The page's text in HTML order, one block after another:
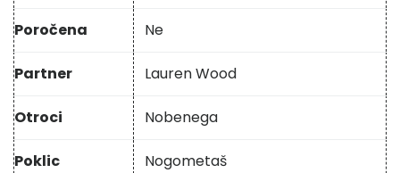
Poročena Ne
Partner Lauren Wood
Otroci Nobenega
Poklic Nogometaš